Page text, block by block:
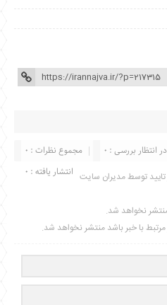
مجموع نظرات : 0
در انتظار بررسی : 0
انتشار یافته : 0 توسط مدیران سایت
نخواهد شد.
مرتبط با خبر باشد منتشر نخواهد شد.